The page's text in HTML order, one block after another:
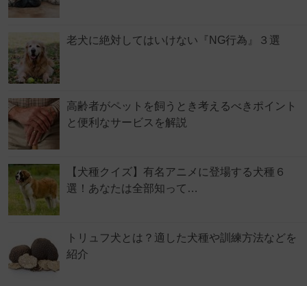
老犬に絶対してはいけない『NG行為』３選
高齢者がペットを飼うとき考えるべきポイント
と便利なサービスを解説
【犬種クイズ】有名アニメに登場する犬種６
選！あなたは全部知って…
トリュフ犬とは？適した犬種や訓練方法などを
紹介